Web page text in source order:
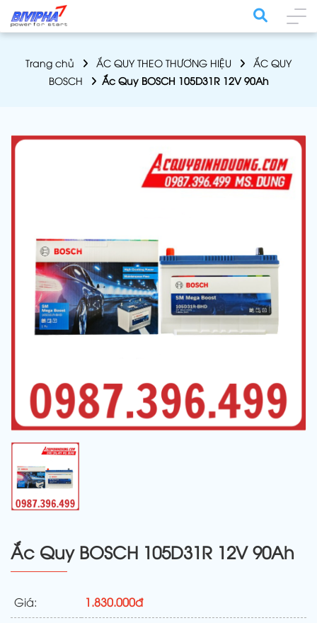
Trang chủ ẮC QUY THEO THƯƠNG HIỆU
ẮC QUY
BOSCH
Ắc Quy BOSCH 105D31R 12V 90Ah
Ắc Quy BOSCH 105D31R 12V 90Ah
Giá: 1.830.000đ